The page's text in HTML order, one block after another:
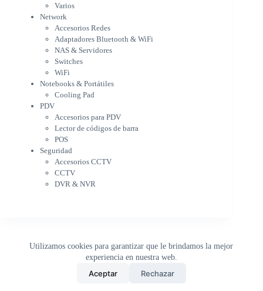
Utilizamos cookies para garantizar que le brindamos la mejor
experiencia en nuestra web.
Aceptar Rechazar
Switches
WiFi
Notebooks & Portátiles
Cargador para notebook
Cooling Pad
PDV
Accesorios para PDV
Lector de códigos de barra
POS
Seguridad
Accesorios CCTV
CCTV
DVR & NVR
Sin categorizar
Varios
Network
Accesorios Redes
Adaptadores Bluetooth & WiFi
NAS & Servidores
Switches
WiFi
Notebooks & Portátiles
Cooling Pad
PDV
Accesorios para PDV
Lector de códigos de barra
POS
Seguridad
Accesorios CCTV
CCTV
DVR & NVR